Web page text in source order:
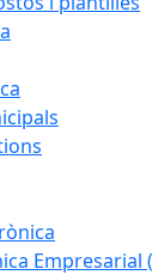
Empresarial